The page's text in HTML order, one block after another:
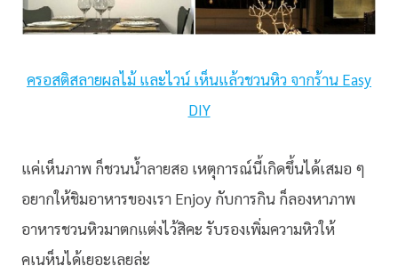
ครอสติสลายผลไม้ และไวน์ เห็นแล้วชวนหิว จากร้าน Easy
DIY
แค่เห็นภาพ ก็ชวนน้ำลายสอ เหตุการณ์นี้เกิดขึ้นได้เสมอ ๆ
อยากให้ชิมอาหารของเรา Enjoy กับการกิน ก็ลองหาภาพ
อาหารชวนหิวมาตกแต่งไว้สิคะ รับรองเพิ่มความหิวให้
คเนห็นได้เยอะเลยล่ะ